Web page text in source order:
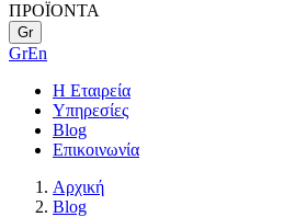
ΠΡΟΪΟΝΤΑ
Gr
GrEn
Η Εταιρεία
Υπηρεσίες
Blog
Επικοινωνία
Αρχική
Blog